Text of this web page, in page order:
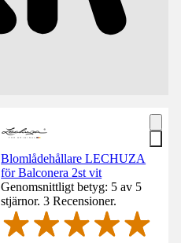
Blomlådehållare LECHUZA
för Balconera 2st vit
Genomsnittligt betyg: 5 av 5
stjärnor. 3 Recensioner.